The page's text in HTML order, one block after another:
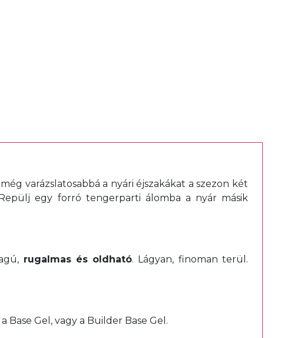
varázslatosabbá a nyári éjszakákat a szezon két
Repülj egy forró tengerparti álomba a nyár másik
rugalmas és oldható. Lágyan, finoman terül.
Base Gel, vagy a Builder Base Gel.